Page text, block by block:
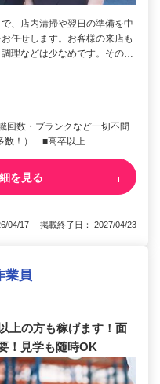
、店内清掃や翌日の準備を中
任せします。お客様の来店も
理などは少なめです。その…
数・ブランクなど一切不問
数！） ■高卒以上
を見る
04/17 掲載終了日： 2027/04/23
業員
上の方も稼げます！面
！見学も随時OK